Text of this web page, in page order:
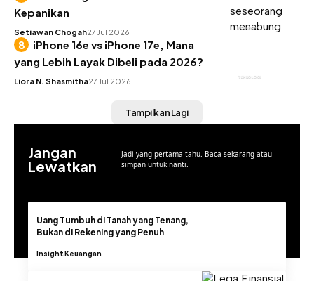
KEUANGAN
Kepanikan
Setiawan Chogah27 Jul 2026
TEKNOLOGI
iPhone 16e vs iPhone 17e, Mana
yang Lebih Layak Dibeli pada 2026?
Liora N. Shasmitha27 Jul 2026
Tampilkan Lagi
Jangan
Lewatkan
Jadi yang pertama tahu. Baca sekarang atau
simpan untuk nanti.
Uang Tumbuh di Tanah yang Tenang,
Bukan di Rekening yang Penuh
InsightKeuangan